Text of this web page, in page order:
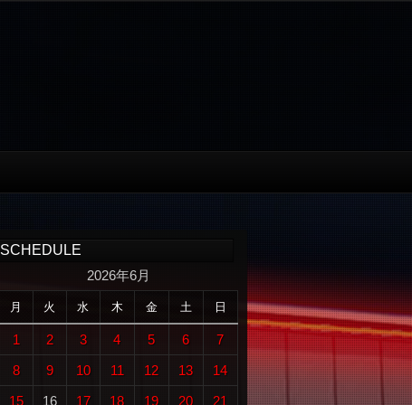
SCHEDULE
2026年6月
月 火 水 木 金 土 日
1 2 3 4 5 6
7
8
9 10 11 12 13
14
15
16 17 18 19 20 21